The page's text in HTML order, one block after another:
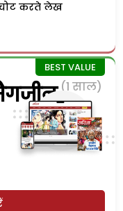
करते लेख
(1 साल)